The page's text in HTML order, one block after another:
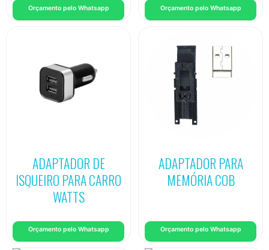
Orçamento pelo Whatsapp Orçamento pelo Whatsapp
ADAPTADOR DE
ISQUEIRO PARA CARRO
WATTS
Orçamento pelo Whatsapp
ADAPTADOR PARA
MEMÓRIA COB
Orçamento pelo Whatsapp